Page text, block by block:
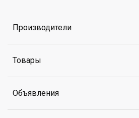
Производители
Товары
Объявления